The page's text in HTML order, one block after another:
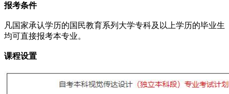
报考条件
凡国家承认学历的国民教育系列大学专科及以上学历的毕业生
均可直接报考本专业。
课程设置